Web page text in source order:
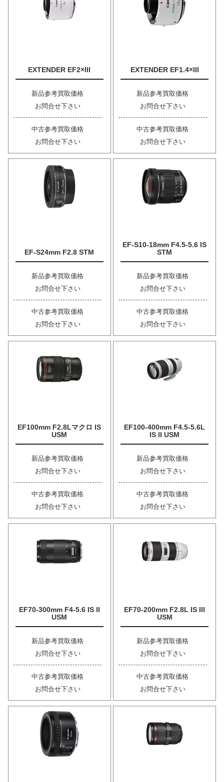
EXTENDER EF2×III
新品参考買取価格
お問合せ下さい
中古参考買取価格
お問合せ下さい
EXTENDER EF1.4×III
新品参考買取価格
お問合せ下さい
中古参考買取価格
お問合せ下さい
EF-S24mm F2.8 STM
新品参考買取価格
お問合せ下さい
中古参考買取価格
お問合せ下さい
EF-S10-18mm F4.5-5.6 IS
STM
新品参考買取価格
お問合せ下さい
中古参考買取価格
お問合せ下さい
EF100mm F2.8Lマクロ IS
USM
新品参考買取価格
お問合せ下さい
中古参考買取価格
お問合せ下さい
EF100-400mm F4.5-5.6L
IS II USM
新品参考買取価格
お問合せ下さい
中古参考買取価格
お問合せ下さい
EF70-300mm F4-5.6 IS II
USM
新品参考買取価格
お問合せ下さい
中古参考買取価格
お問合せ下さい
EF70-200mm F2.8L IS III
USM
新品参考買取価格
お問合せ下さい
中古参考買取価格
お問合せ下さい